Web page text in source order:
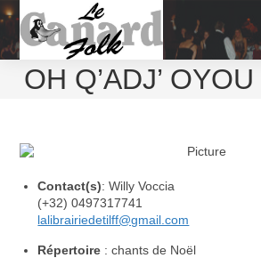
Skip
to
content
OH Q’ADJ’ OYOU
Contact(s): Willy Voccia
(+32) 0497317741
lalibrairiedetilff@gmail.com
Répertoire : chants de Noël